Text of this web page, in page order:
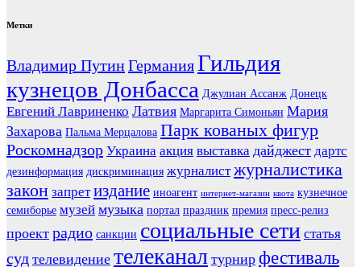
Метки
Владимир ПутинГерманияГильдия
кузнецов Донбасса Джулиан Ассанж Донецк
Евгений Лавриненко Латвия Маргарита Симоньян Мария
Захарова Пальма Мерцалова Парк кованых фигур
Роскомнадзор Украина акция выставка дайджест дартс
дезинформация дискриминация журналист журналистика
закон запрет издание иноагент интернет-магазин квота кузнечное
семиборье музей музыка портал праздник премия пресс-релиз
проект радио санкции социальные сети статья
суд телевидение телеканал турнир фестиваль